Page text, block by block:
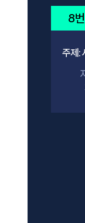
8번
주제: